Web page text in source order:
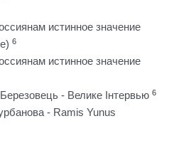
истинное значение
6
истинное значение
- Велике Інтервью 6
- Ramis Yunus